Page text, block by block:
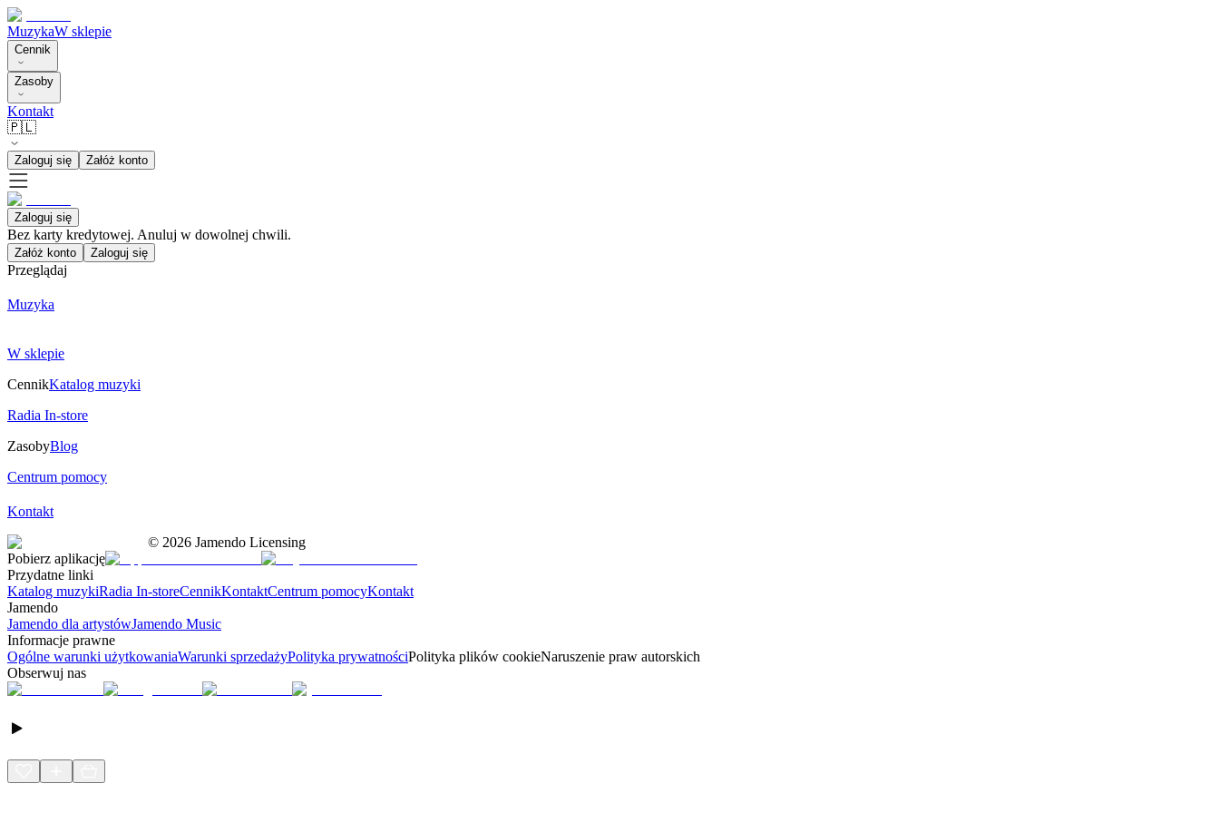
MuzykaW sklepie
Cennik
Zasoby
Kontakt
🇵🇱
Zaloguj się Załóż konto
Zaloguj się
Bez karty kredytowej. Anuluj w dowolnej chwili.
Załóż konto Zaloguj się
Przeglądaj
Muzyka
W sklepie
CennikKatalog muzyki
Radia In-store
ZasobyBlog
Centrum pomocy
Kontakt
© 2026 Jamendo Licensing
Pobierz aplikację
Przydatne linki
Katalog muzykiRadia In-storeCennikKontaktCentrum pomocyKontakt
Jamendo
Jamendo dla artystówJamendo Music
Informacje prawne
Ogólne warunki użytkowaniaWarunki sprzedażyPolityka prywatnościPolityka plików cookieNaruszenie praw autorskich
Obserwuj nas